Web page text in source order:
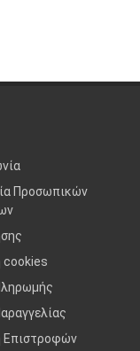
Προσωπικών
cookies
Επιστροφών